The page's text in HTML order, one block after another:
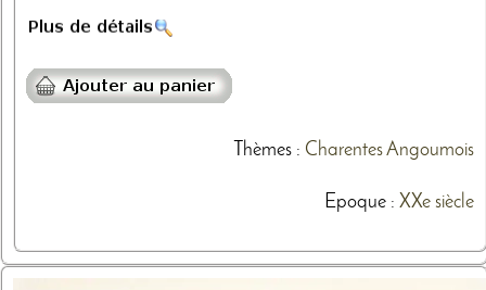
Thèmes: CharentesAngoumois
Epoque : XXe siècle